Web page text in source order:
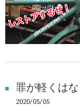
罪が軽くはな
2020/05/05